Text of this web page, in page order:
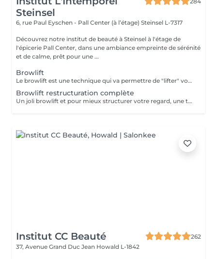
Steinsel
6, rue Paul Eyschen - Pall Center (à l’étage) Steinsel L-7317
Découvrez notre institut de beauté à Steinsel à l'étage de
l'épicerie Pall Center, dans une ambiance empreinte de sérénité
et de calme, prêt pour une ...
Browlift
Le browlift est une technique qui va permettre de "lifter" votre regard en travaillant sur le positionnement de vos sourcils, la forme et la couleur. Un regard ouvert et pétillant pour 4 à 6 semaines.
Browlift restructuration complète
Un joli browlift et pour mieux structurer votre regard, une teinture appliquée avec exactitude.
Institut CC Beauté
262
37, Avenue Grand Duc Jean Howald L-1842